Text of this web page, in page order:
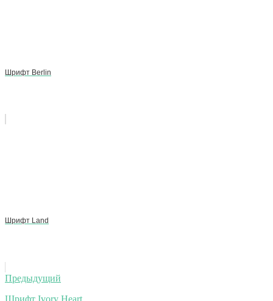
Шрифт Berlin
Шрифт Land
Навигация
по
Предыдущий
Шрифт Ivory Heart